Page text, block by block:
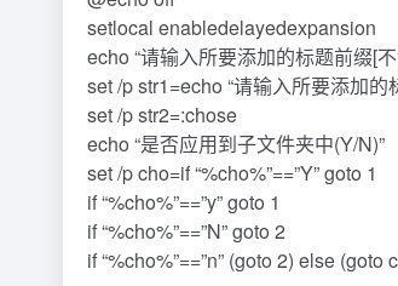
setlocal enabledelayedexpansion
echo “请输入所要添加的标题前缀[
set /p str1=echo “请输入所要添加的
set /p str2=:chose
echo “是否应用到子文件夹中(Y/N)”
set /p cho=if “%cho%”==”Y” goto 1
if “%cho%”==”y” goto 1
if “%cho%”==”N” goto 2
if “%cho%”==”n” (goto 2) else (goto